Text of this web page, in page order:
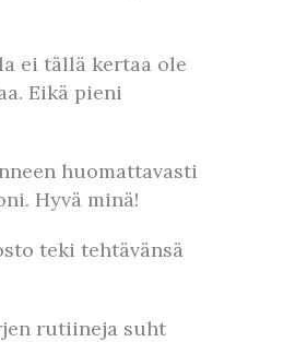
ei tällä kertaa ole
Eikä pieni
huomattavasti
Hyvä minä!
teki tehtävänsä
rutiineja suht